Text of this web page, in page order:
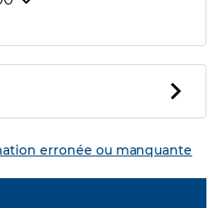
erronée ou manquante